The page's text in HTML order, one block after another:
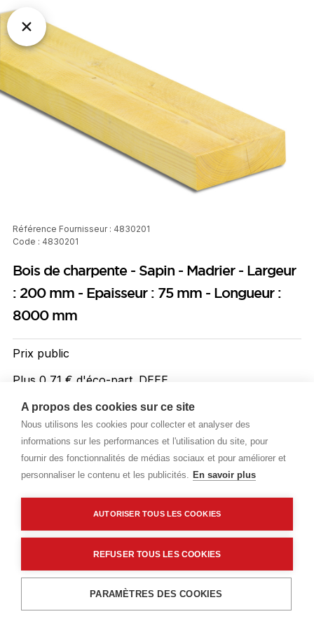
A propos des cookies sur ce site
Nous utilisons les cookies pour collecter et analyser des
informations sur les performances et l'utilisation du site, pour
fournir des fonctionnalités de médias sociaux et pour améliorer et
personnaliser le contenu et les publicités. En savoir plus
AUTORISER TOUS LES COOKIES
REFUSER TOUS LES COOKIES
PARAMÈTRES DES COOKIES
Référence Fournisseur : 4830201
Code : 4830201
Bois de charpente - Sapin - Madrier - Largeur
: 200 mm - Epaisseur : 75 mm - Longueur :
8000 mm
Prix public
Plus 0,71 € d'éco-part. DEEE
13,50 €TTC/ML
Livraisons & enlèvement
Caractéristiques techniques
Ajouter au panier